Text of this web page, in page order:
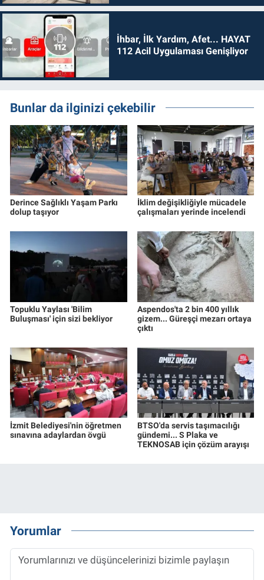
İhbar, İlk Yardım, Afet... HAYAT
112 Acil Uygulaması Genişliyor
Bunlar da ilginizi çekebilir
Derince Sağlıklı Yaşam Parkı
dolup taşıyor
İklim değişikliğiyle mücadele
çalışmaları yerinde incelendi
Topuklu Yaylası 'Bilim
Buluşması' için sizi bekliyor
Aspendos'ta 2 bin 400 yıllık
gizem... Güreşçi mezarı ortaya
çıktı
İzmit Belediyesi'nin öğretmen
sınavına adaylardan övgü
BTSO'da servis taşımacılığı
gündemi... S Plaka ve
TEKNOSAB için çözüm arayışı
Yorumlar